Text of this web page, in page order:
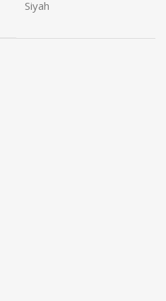
Siyah